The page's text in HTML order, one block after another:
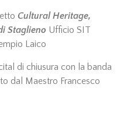
Cultural Heritage,
Staglieno Ufficio SIT
Laico
di chiusura con la banda
dal Maestro Francesco